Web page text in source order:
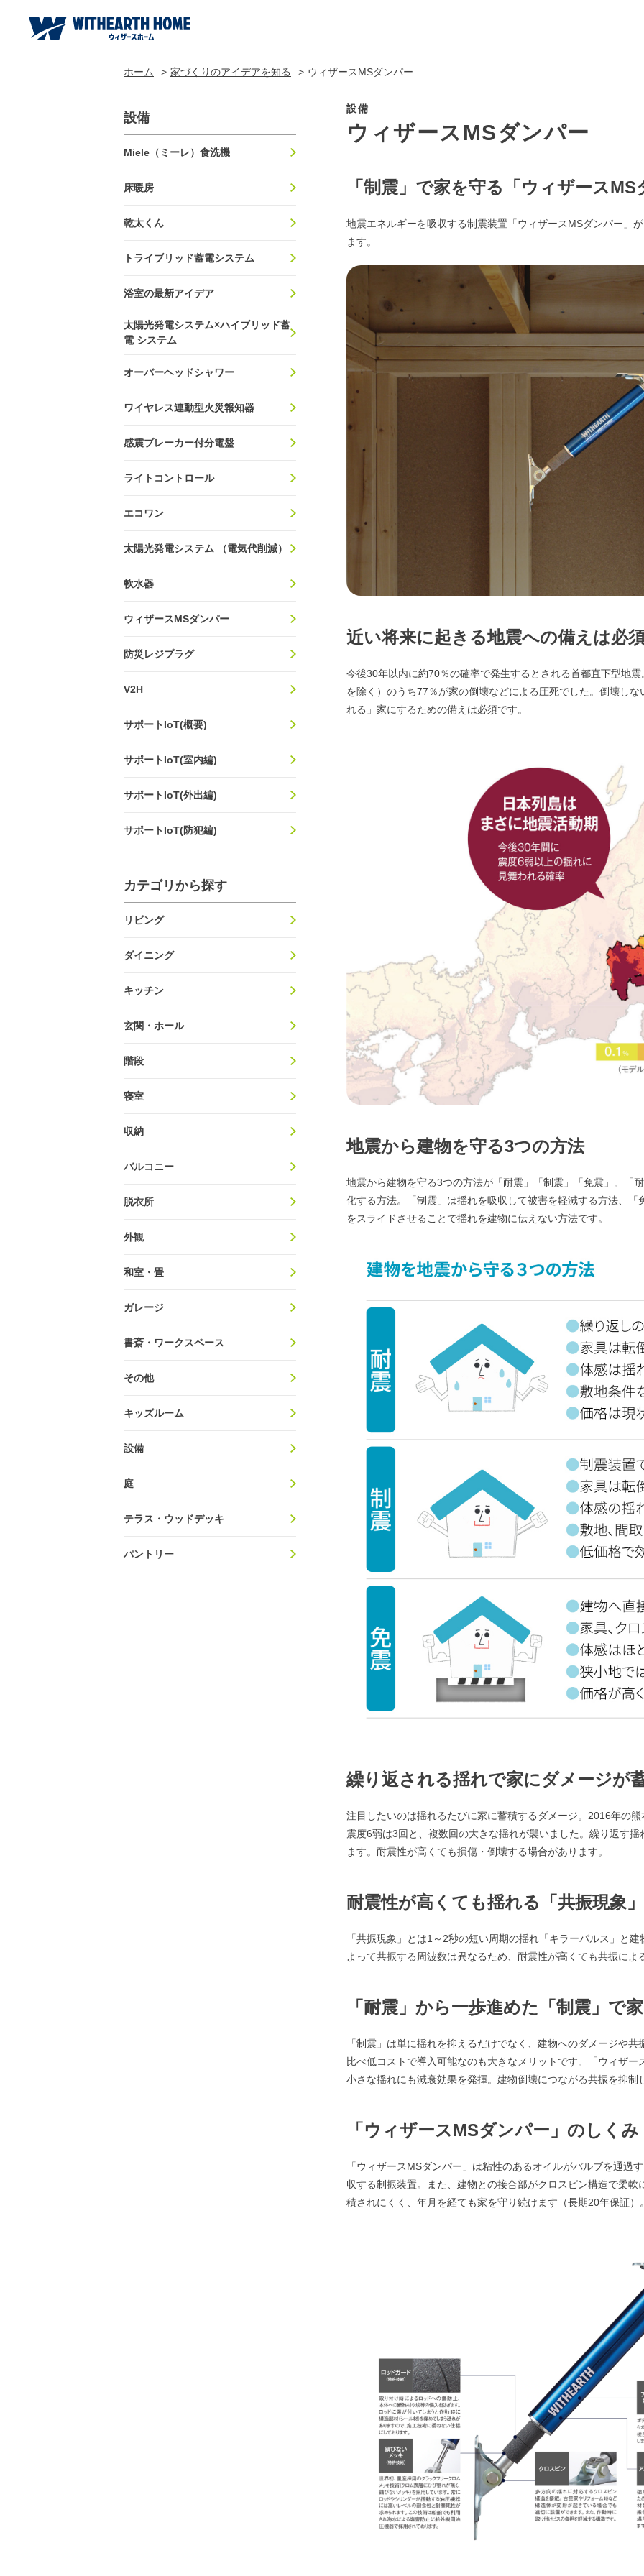
WITHEARTH HOME の BEST
エリア限定商品
ホーム 家づくりのアイデアを知る ウィザースMSダンパー
設備
ウィザースMSダンパー
「制震」で家を守る「ウィザース
地震エネルギーを吸収する制震装置「ウィザースMSダンパー」
ます。
近い将来に起きる地震への備えは必
今後30年以内に約70％の確率で発生するとされる首都直下型地
を除く）のうち77％が家の倒壊などによる圧死でした。倒壊し
れる」家にするための備えは必須です。
地震から建物を守る3つの方法
地震から建物を守る3つの方法が「耐震」「制震」「免震」。「
化する方法。「制震」は揺れを吸収して被害を軽減する方法、
をスライドさせることで揺れを建物に伝えない方法です。
繰り返される揺れで家にダメージが
注目したいのは揺れるたびに家に蓄積するダメージ。2016年の
震度6弱は3回と、複数回の大きな揺れが襲いました。繰り返す
ます。耐震性が高くても損傷・倒壊する場合があります。
耐震性が高くても揺れる「共振現象」
「共振現象」とは1～2秒の短い周期の揺れ「キラーパルス」と
よって共振する周波数は異なるため、耐震性が高くても共振に
「耐震」から一歩進めた「制震」で
「制震」は単に揺れを抑えるだけでなく、建物へのダメージや
比べ低コストで導入可能なのも大きなメリットです。「ウィザ
小さな揺れにも減衰効果を発揮。建物倒壊につながる共振を抑制
「ウィザースMSダンパー」のしくみ
「ウィザースMSダンパー」は粘性のあるオイルがバルブを通過
収する制振装置。また、建物との接合部がクロスピン構造で柔
積されにくく、年月を経ても家を守り続けます（長期20年保証）
設備
Miele（ミーレ）⾷洗機
床暖房
乾太くん
トライブリッド蓄電システム
浴室の最新アイデア
太陽光発電システム×ハイブリッド蓄
電 システム
オーバーヘッドシャワー
ワイヤレス連動型火災報知器
感震ブレーカー付分電盤
ライトコントロール
エコワン
太陽光発電システム （電気代削減）
軟水器
ウィザースMSダンパー
防災レジプラグ
V2H
サポートIoT(概要)
サポートIoT(室内編)
サポートIoT(外出編)
サポートIoT(防犯編)
カテゴリから探す
リビング
ダイニング
キッチン
玄関・ホール
階段
寝室
収納
バルコニー
脱衣所
外観
和室・畳
ガレージ
書斎・ワークスペース
その他
キッズルーム
設備
庭
テラス・ウッドデッキ
パントリー